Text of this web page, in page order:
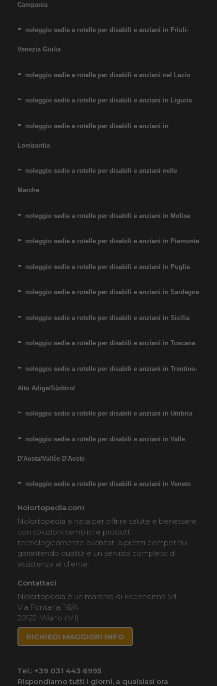
Noleggio sedia a rotelle seduta
portata fino 160 kg. Noleggio
minimo 7 giorni a 89 euro.
tutta Italia: contattaci per
maggiori informazioni!
da 89,00€
SCHEDA COMPLETA
Noleggio Carrozzina
- Seduta 60 cm - Obesi
60 cm, per persone obese,
minimo 7 giorni a 89 euro.
Consegniamo a domicilio in
maggiori informazioni!
da 89,00€
Noleggio Carrozzina
pieghevole ad autospinta
- con reggigambe -
Seduta 60 cm - Obesi
Campania
noleggio sedie a rotelle per disabili e anziani in Friuli-
Venezia Giulia
noleggio sedie a rotelle per disabili e anziani nel Lazio
noleggio sedie a rotelle per disabili e anziani in Liguria
noleggio sedie a rotelle per disabili e anziani in
Lombardia
noleggio sedie a rotelle per disabili e anziani nelle
Marche
noleggio sedie a rotelle per disabili e anziani in Molise
noleggio sedie a rotelle per disabili e anziani in Piemonte
noleggio sedie a rotelle per disabili e anziani in Puglia
noleggio sedie a rotelle per disabili e anziani in Sardegna
noleggio sedie a rotelle per disabili e anziani in Sicilia
noleggio sedie a rotelle per disabili e anziani in Toscana
noleggio sedie a rotelle per disabili e anziani in Trentino-
Alto Adige/Südtirol
noleggio sedie a rotelle per disabili e anziani in Umbria
noleggio sedie a rotelle per disabili e anziani in Valle
D'Aosta/Vallée D'Aoste
noleggio sedie a rotelle per disabili e anziani in Veneto
Nolortopedia.com
Nolortopedia è nata per offrire salute e benessere
con soluzioni semplici e prodotti
tecnologicamente avanzati a prezzi competitivi,
garantendo qualità e un servizio completo di
assistenza al cliente.
Contattaci
Nolortopedia è un marchio di Eccenorma Srl
Via Fontana, 18/A
20122 Milano (MI)
RICHIEDI MAGGIORI INFO
Tel.: +39 031 443 6995
Rispondiamo tutti i giorni, a qualsiasi ora